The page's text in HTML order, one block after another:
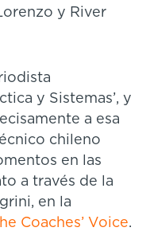
y River
y Sistemas’, y
a esa
chileno
en las
a través de la
en la
Coaches’ Voice.